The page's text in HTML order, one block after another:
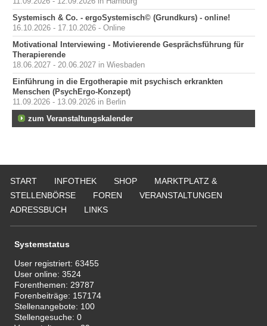
Systemisch & Co. - ergoSystemisch© (Grundkurs) - online!
16.10.2026 - 17.10.2026 - Online
Motivational Interviewing - Motivierende Gesprächsführung für
Therapierende
18.06.2027 - 20.06.2027 in Wiesbaden
Einführung in die Ergotherapie mit psychisch erkrankten
Menschen (PsychErgo-Konzept)
11.09.2026 - 13.09.2026 in Berlin
zum Veranstaltungskalender
START INFOTHEK SHOP
MARKTPLATZ &
STELLENBÖRSE
FOREN
VERANSTALTUNGEN
ADRESSBUCH
LINKS
Systemstatus
User registriert:63455
User online:3524
Forenthemen: 29787
Forenbeiträge: 157174
Stellenangebote: 100
Stellengesuche:0